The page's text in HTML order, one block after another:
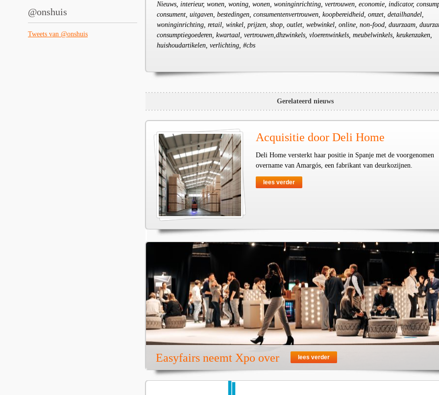
@onshuis
Tweets van @onshuis
Nieuws, interieur, wonen, woning, wonen, woninginrichting, vertrouwen, economie, indicator,
consument, uitgaven, bestedingen, consumentenvertrouwen, koopbereidheid, omzet, detailhandel,
woninginrichting, retail, winkel, prijzen, shop, outlet, webwinkel, online, non-food, duurzaam,
consumptiegoederen, kwartaal, vertrouwen,dhzwinkels, vloerenwinkels, meubelwinkels, keukenzaken,
huishoudartikelen, verlichting, #cbs
Gerelateerd nieuws
Acquisitie door Deli Home
Deli Home versterkt haar positie in Spanje met de voorgenomen
overname van Amargós, een fabrikant van deurkozijnen.
lees verder
Easyfairs neemt Xpo over lees verder